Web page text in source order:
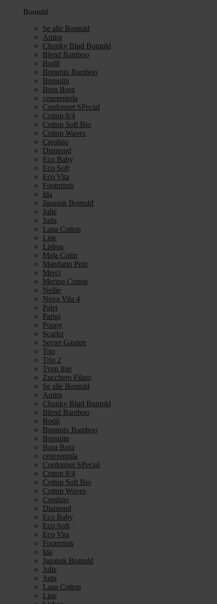
Bomuld
Se alle Bomuld
Amira
Chunky Blød Bomuld
Blend Bamboo
Bodil
Bommix Bamboo
Bomulin
Bora Bora
cenerentola
Cordonnet SPecial
Cotton 8/4
Cotton Soft Bio
Cotton Waves
Crealino
Diamond
Eco Baby
Eco Soft
Eco Vita
Footprints
Ida
Japansk Bomuld
Julie
Jutta
Lana Cotton
Line
Lisboa
Maja Color
Mandarin Petit
Merci
Merino Cotton
Nellie
Nova Vita 4
Palet
Parigi
Poppy
Scarlet
Secret Garden
Trio
Trio 2
Tynn line
Zucchero Filato
Se alle Bomuld
Amira
Chunky Blød Bomuld
Blend Bamboo
Bodil
Bommix Bamboo
Bomulin
Bora Bora
cenerentola
Cordonnet SPecial
Cotton 8/4
Cotton Soft Bio
Cotton Waves
Crealino
Diamond
Eco Baby
Eco Soft
Eco Vita
Footprints
Ida
Japansk Bomuld
Julie
Jutta
Lana Cotton
Line